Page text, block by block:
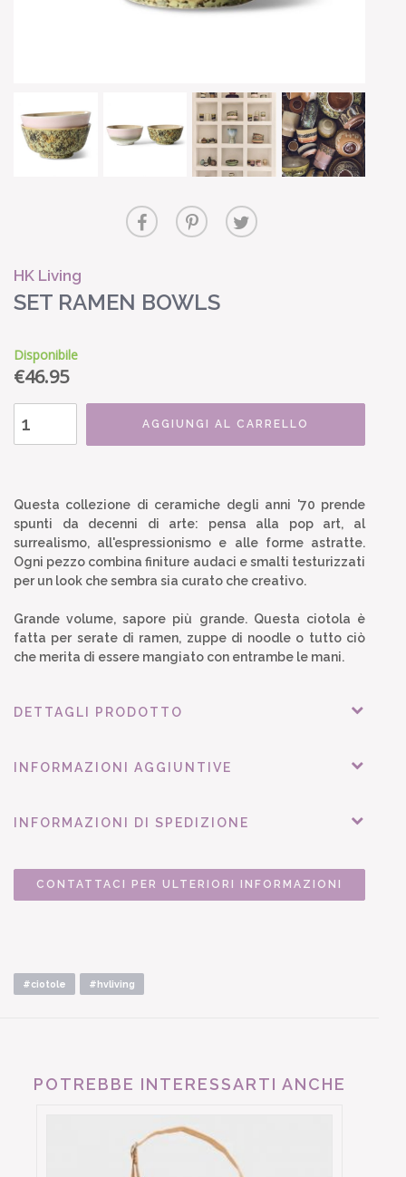
HK Living
SET RAMEN BOWLS
Disponibile
€46.95
AGGIUNGI AL CARRELLO
Questa collezione di ceramiche degli anni '70 prende
spunti da decenni di arte: pensa alla pop art, al
surrealismo, all'espressionismo e alle forme astratte.
Ogni pezzo combina finiture audaci e smalti testurizzati
per un look che sembra sia curato che creativo.
Grande volume, sapore più grande. Questa ciotola è
fatta per serate di ramen, zuppe di noodle o tutto ciò
che merita di essere mangiato con entrambe le mani.
DETTAGLI PRODOTTO
INFORMAZIONI AGGIUNTIVE
INFORMAZIONI DI SPEDIZIONE
CONTATTACI PER ULTERIORI INFORMAZIONI
#ciotole #hvliving
POTREBBE INTERESSARTI ANCHE